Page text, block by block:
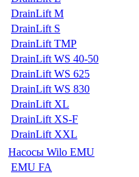
DrainLift M
DrainLift S
DrainLift TMP
DrainLift WS 40-50
DrainLift WS 625
DrainLift WS 830
DrainLift XL
DrainLift XS-F
DrainLift XXL
Насосы Wilo EMU
EMU FA